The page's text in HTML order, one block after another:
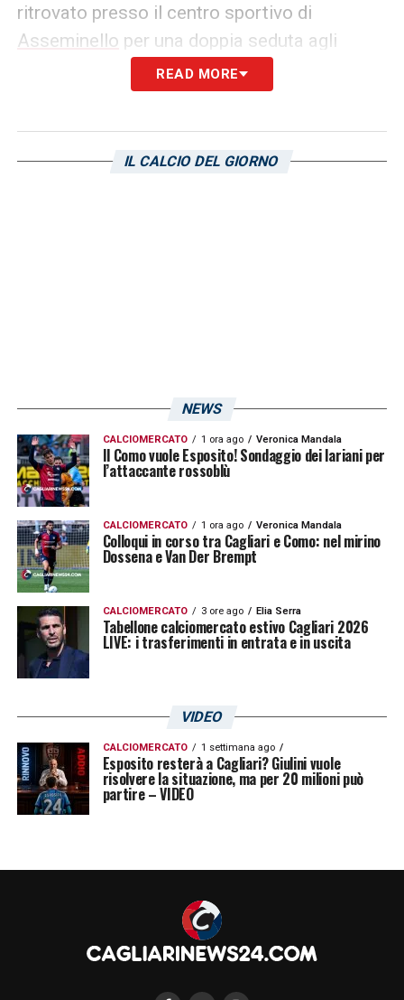
ritrovato presso il centro sportivo di
Asseminello per una doppia seduta agli
ordini di mister Claudio Ranieri. Il report
dell’allenamento di ieri, sul sito del club, ci
sono tornati a svolgere le proprie
LA PLAYLIST DELLE NOSTRE TOP NEWS
READ MORE
IL CALCIO DEL GIORNO
NEWS
CALCIOMERCATO 1 ora ago Veronica Mandala
Il Como vuole Esposito! Sondaggio dei lariani per
l’attaccante rossoblù
CALCIOMERCATO 1 ora ago Veronica Mandala
Colloqui in corso tra Cagliari e Como: nel mirino
Dossena e Van Der Brempt
CALCIOMERCATO 3 ore ago Elia Serra
Tabellone calciomercato estivo Cagliari 2026
LIVE: i trasferimenti in entrata e in uscita
VIDEO
CALCIOMERCATO 1 settimana ago
Esposito resterà a Cagliari? Giulini vuole
risolvere la situazione, ma per 20 milioni può
partire – VIDEO